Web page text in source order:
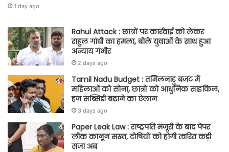
1 day ago
Rahul Attack : छात्रों पर कार्रवाई को लेकर
राहुल गांधी का हमला, बोले युवाओं के साथ हुआ
अन्याय गंभीर
2 days ago
Tamil Nadu Budget : तमिलनाडु बजट में
महिलाओं को सोना, छात्रों को आधुनिक साइकिल,
हज सब्सिडी बढ़ाने का ऐलान
3 days ago
Paper Leak Law : राष्ट्रपति मंजूरी के बाद पेपर
लीक कानून सख्त, दोषियों को होगी त्वरित कड़ी
सजा अब